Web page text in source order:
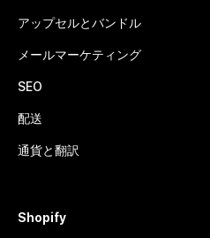
アップセルとバンドル
メールマーケティング
SEO
配送
通貨と翻訳
Shopify